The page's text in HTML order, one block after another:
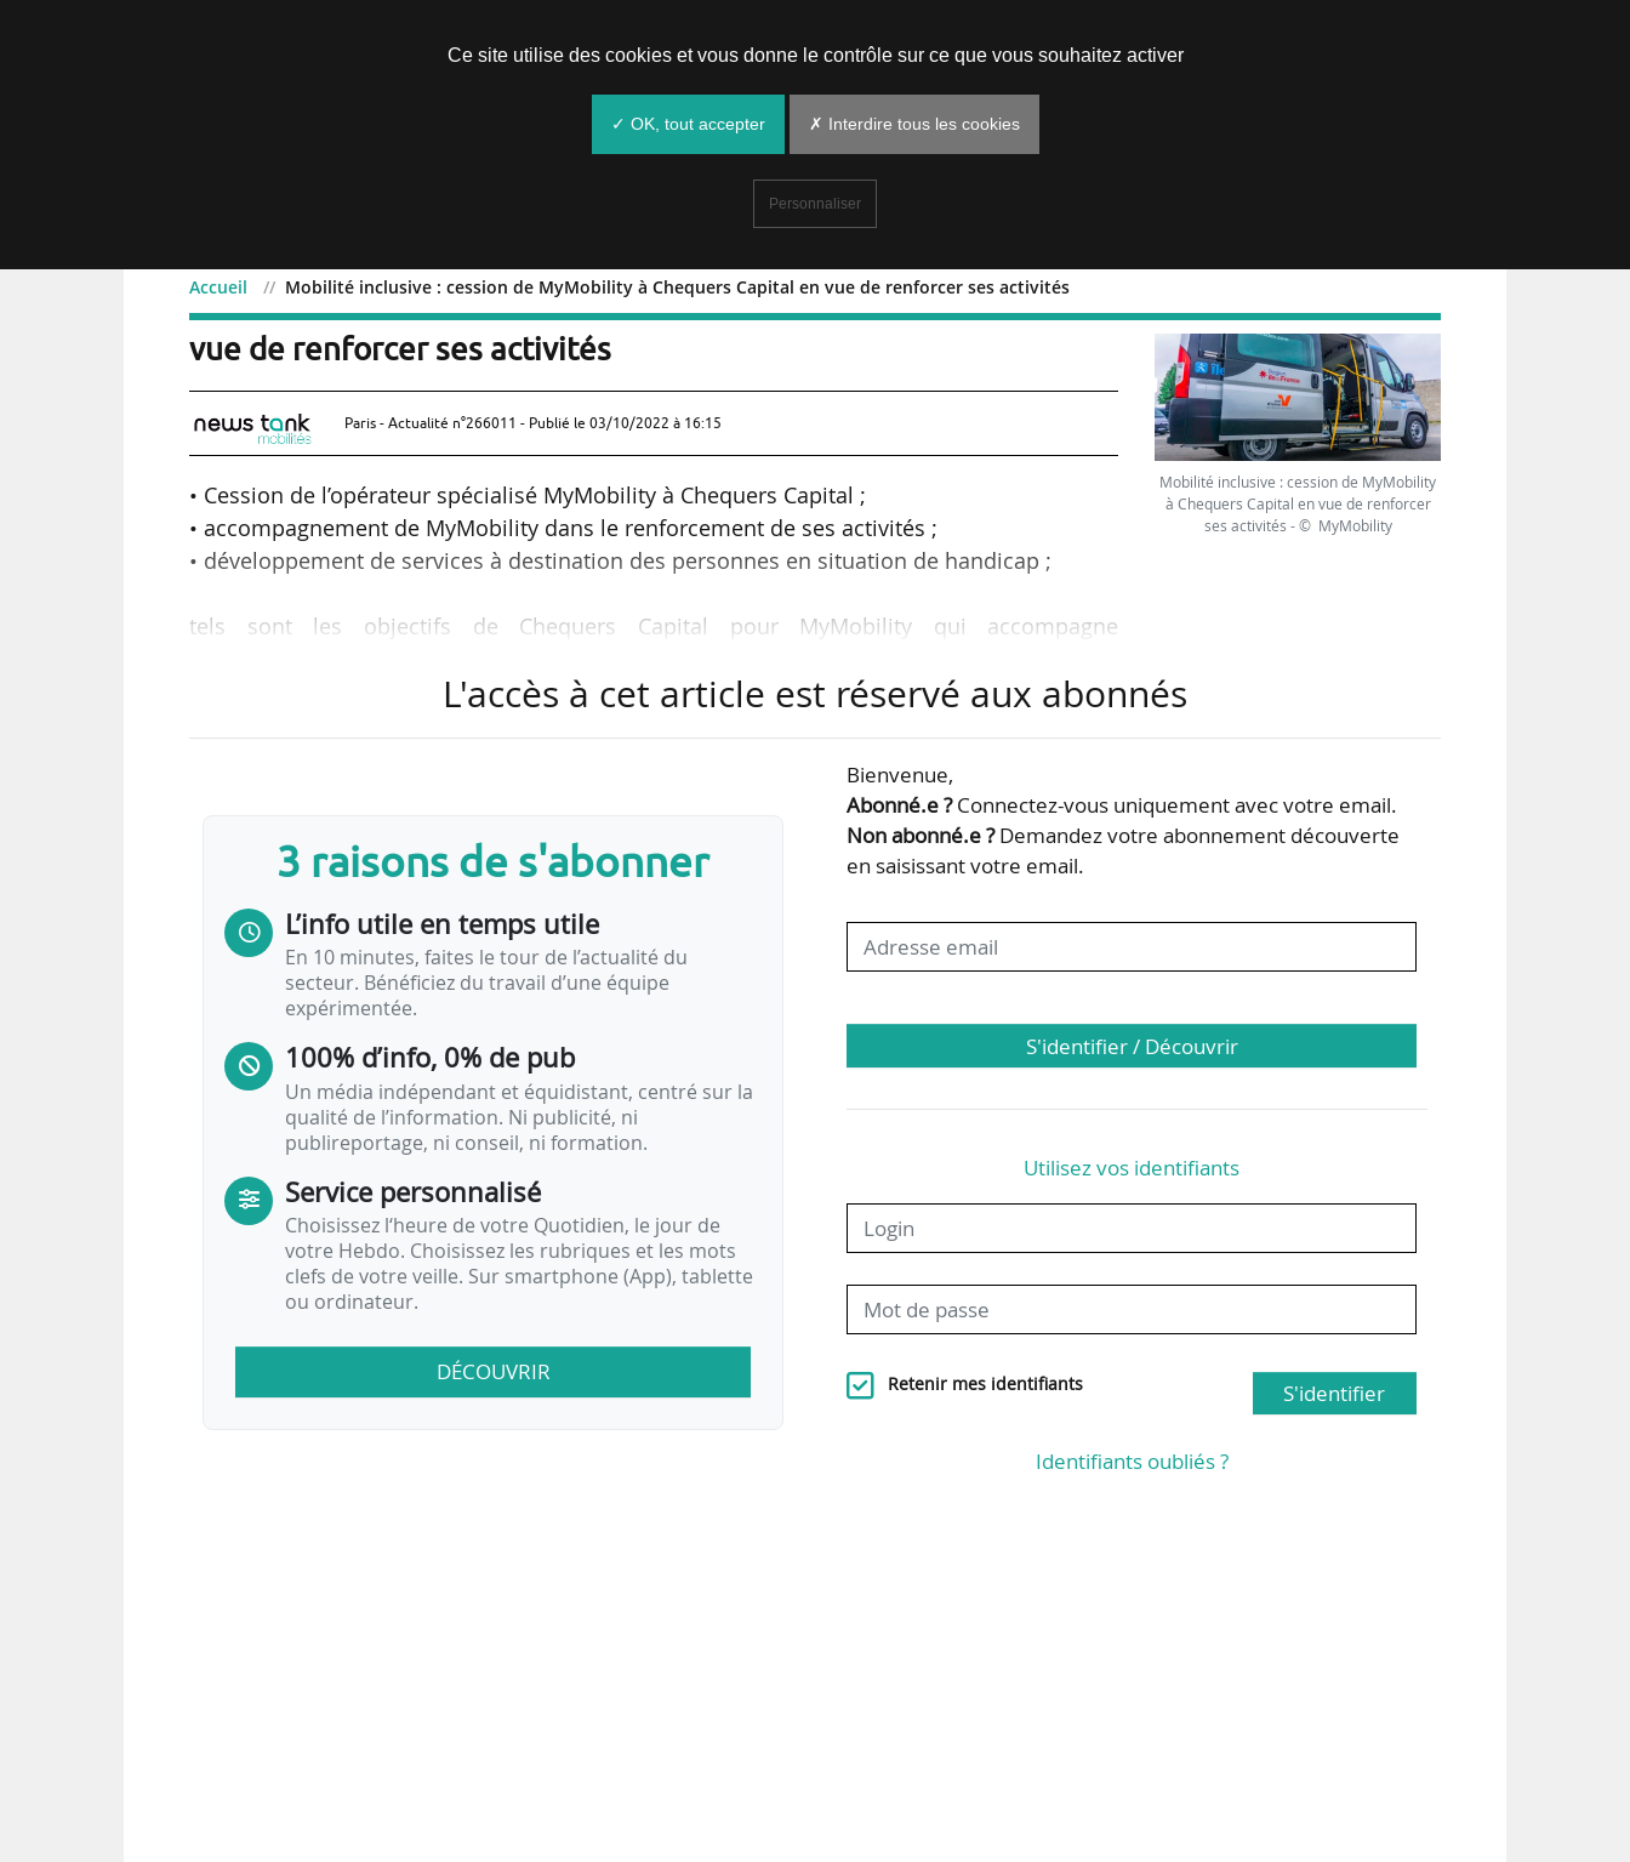
Accueil Mobilité inclusive : cession de MyMobility à Chequers Capital en vue de renforcer ses activités
Mobilité inclusive : cession de MyMobility à Chequers Capital en
vue de renforcer ses activités
Paris - Actualité n°266011 - Publié le 03/10/2022 à 16:15
• Cession de l’opérateur spécialisé MyMobility à Chequers Capital ;
• accompagnement de MyMobility dans le renforcement de ses activités ;
• développement de services à destination des personnes en situation de handicap ;
tels sont les objectifs de Chequers Capital pour MyMobility qui accompagne
novembre 2018 à MyMobility pour accompagner l’opérateur dans les secteurs de
l’inclusivité et de la mobilité des personnes fragiles. « Nous sommes fiers des
transformations de MyMobility au niveau de l’entreprise et de ses évolutions qui
Mobilité inclusive : cession de MyMobility
à Chequers Capital en vue de renforcer
ses activités - © MyMobility
L'accès à cet article est réservé aux abonnés
3 raisons de s'abonner
L’info utile en temps utile
En 10 minutes, faites le tour de l’actualité du
secteur. Bénéficiez du travail d’une équipe
expérimentée.
100% d’info, 0% de pub
Un média indépendant et équidistant, centré sur la
qualité de l’information. Ni publicité, ni
publireportage, ni conseil, ni formation.
Service personnalisé
Choisissez l‘heure de votre Quotidien, le jour de
votre Hebdo. Choisissez les rubriques et les mots
clefs de votre veille. Sur smartphone (App), tablette
ou ordinateur.
DÉCOUVRIR
Bienvenue,
Abonné.e ?Connectez-vous uniquement avec votre email.
Non abonné.e ?Demandez votre abonnement découverte
en saisissant votre email.
S'identifier / Découvrir
Utilisez vos identifiants
Retenir mes identifiants S'identifier
Identifiants oubliés ?
Ce site utilise des cookies et vous donne le contrôle sur ce que vous souhaitez activer
✓ OK, tout accepter ✗ Interdire tous les cookies
Personnaliser